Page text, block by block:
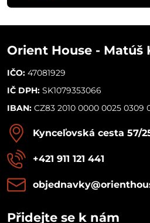
Orient House - Matúš
IČO: 47081929
IČ DPH: SK1079353066
IBAN: CZ83 2010 0000 0025 0309
Kynceľovská cesta 57/
+421 911 121 441
Přidejte se k nám